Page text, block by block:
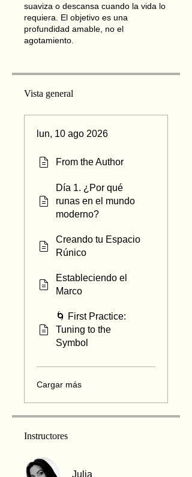
suaviza o descansa cuando la vida lo
requiera. El objetivo es una
profundidad amable, no el
agotamiento.
Vista general
lun, 10 ago 2026
From the Author
Día 1. ¿Por qué
runas en el mundo
moderno?
Creando tu Espacio
Rúnico
Estableciendo el
Marco
🌀 First Practice:
Tuning to the
Symbol
Cargar más
Instructores
Julia